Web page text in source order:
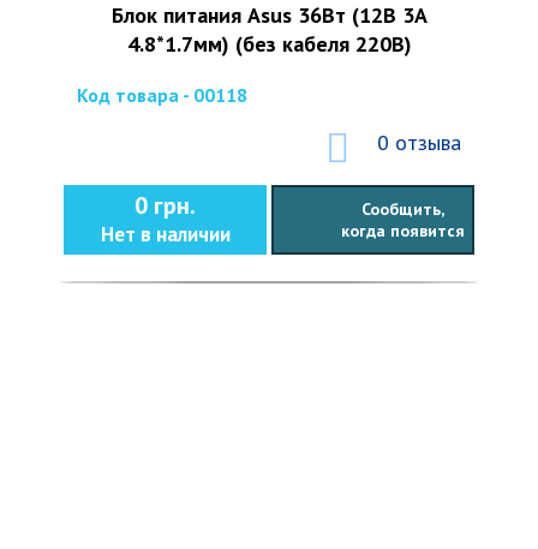
Блок питания Asus 36Вт (12В 3А
4.8*1.7мм) (без кабеля 220В)
Код товара - 00118
0 отзыва
0 грн.
Нет в наличии
Сообщить,
когда появится